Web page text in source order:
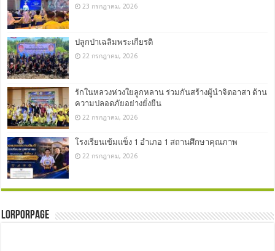
23 กรกฎาคม, 2026
ปลูกป่าเฉลิมพระเกียรติ
22 กรกฎาคม, 2026
รักในหลวงห่วงใยลูกหลาน ร่วมกันสร้างผู้นำจิตอาสา ด้าน
ความปลอดภัยอย่างยั่งยืน
22 กรกฎาคม, 2026
โรงเรียนเข้มแข็ง 1 อำเภอ 1 สถานศึกษาคุณภาพ
22 กรกฎาคม, 2026
LorPorPage